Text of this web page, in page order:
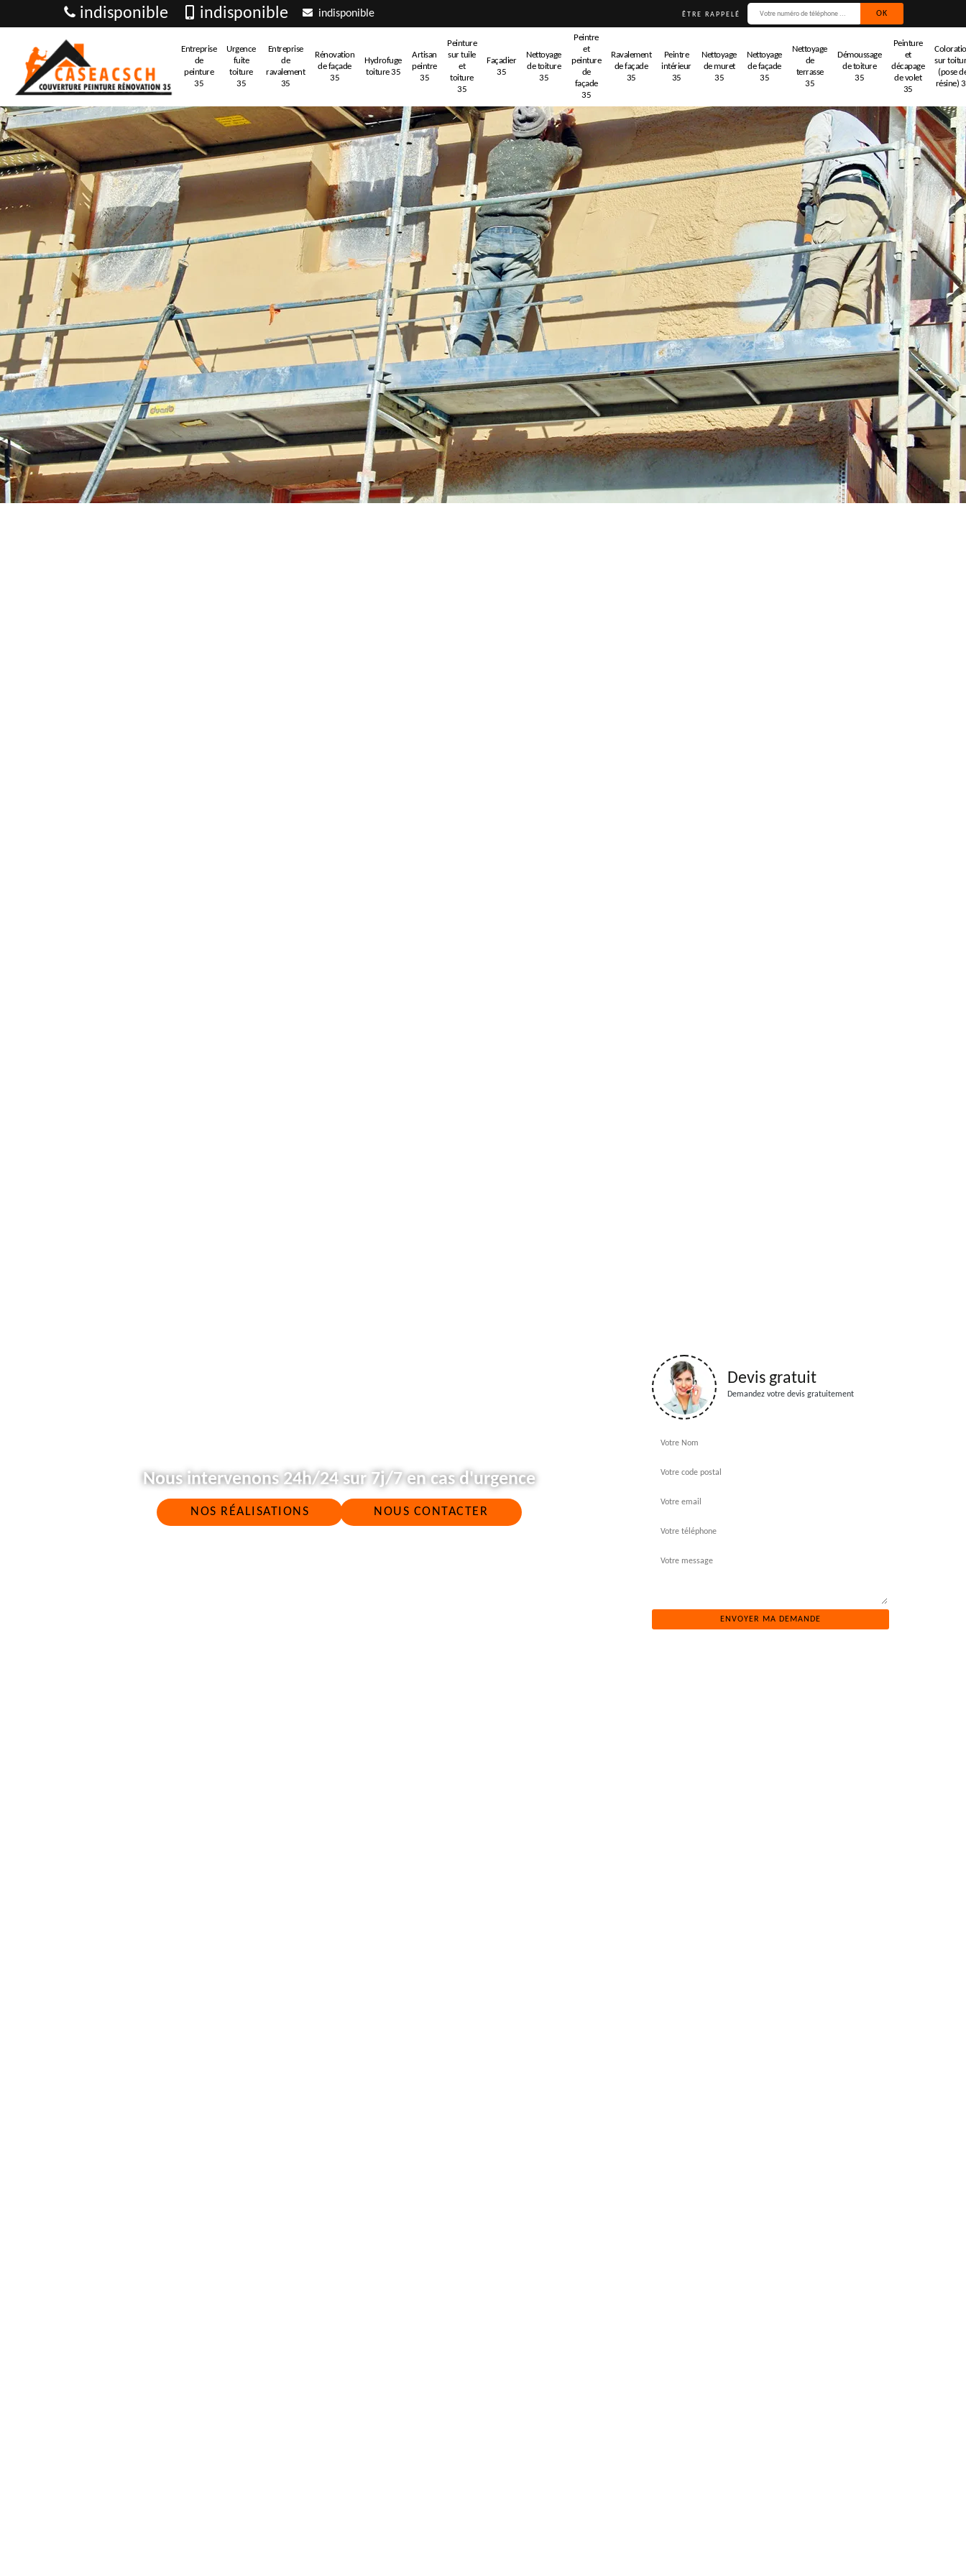
indisponible indisponible indisponible ÊTRE RAPPELÉ
Entreprise
de
peinture
35
Urgence
fuite
toiture
35
Entreprise
de
ravalement
35
Rénovation
de façade
35
Hydrofuge
toiture 35
Artisan
peintre
35
Peinture
sur tuile
et
toiture
35
Façadier
35
Nettoyage
de toiture
35
Peintre
et
peinture
de
façade
35
Ravalement
de façade
35
Peintre
intérieur
35
Nettoyage
de muret
35
Nettoyage
de façade
35
Nettoyage
de
terrasse
35
Démoussage
de toiture
35
Peinture
et
décapage
de volet
35
sur
(pose
résine)
Nous intervenons 24h/24 sur 7j/7 en cas d'urgence
NOS RÉALISATIONS NOUS CONTACTER
Devis gratuit
Demandez votre devis gratuitement